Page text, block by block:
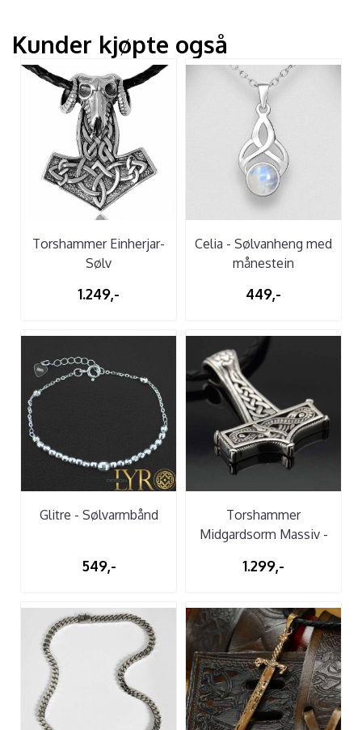
Kunder kjøpte også
Torshammer Einherjar-
Sølv
1.249,-
Celia - Sølvanheng med
månestein
449,-
Glitre - Sølvarmbånd
549,-
Torshammer
Midgardsorm Massiv -
1.299,-